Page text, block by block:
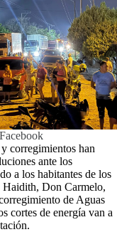
corregimientos han
ante los
a los habitantes de los
Don Carmelo,
de Aguas
cortes de energía van a